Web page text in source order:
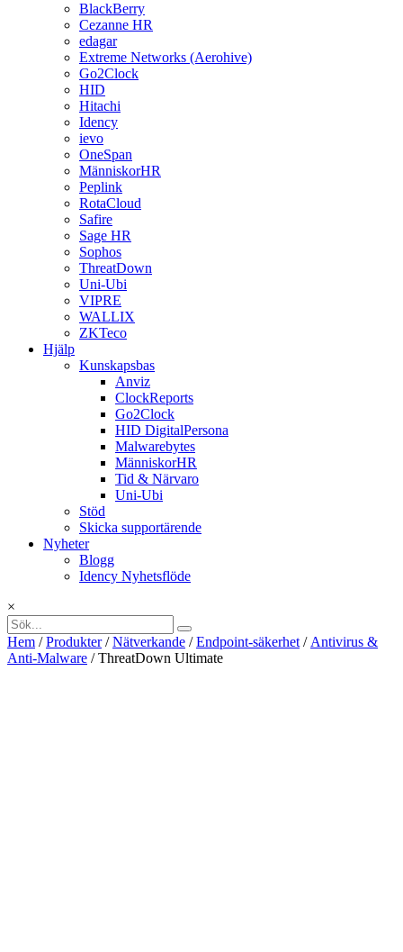
BlackBerry
Cezanne HR
edagar
Extreme Networks (Aerohive)
Go2Clock
HID
Hitachi
Idency
ievo
OneSpan
MänniskorHR
Peplink
RotaCloud
Safire
Sage HR
Sophos
ThreatDown
Uni-Ubi
VIPRE
WALLIX
ZKTeco
Hjälp
Kunskapsbas
Anviz
ClockReports
Go2Clock
HID DigitalPersona
Malwarebytes
MänniskorHR
Tid & Närvaro
Uni-Ubi
Stöd
Skicka supportärende
Nyheter
Blogg
Idency Nyhetsflöde
×
Hem /Produkter/Nätverkande /Endpoint-säkerhet/Antivirus &
Anti-Malware / ThreatDown Ultimate